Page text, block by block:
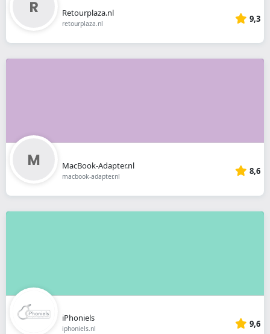
Retourplaza.nl
retourplaza.nl 9,3
MacBook-Adapter.nl
macbook-adapter.nl 8,6
iPhoniels
iphoniels.nl 9,6